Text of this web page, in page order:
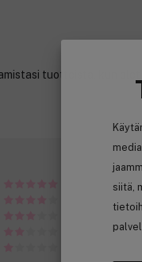
siitä,
tuotteista, kun olet